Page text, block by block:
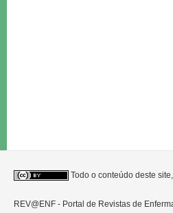
Todo o conteúdo deste
REV@ENF - Portal de Revistas de